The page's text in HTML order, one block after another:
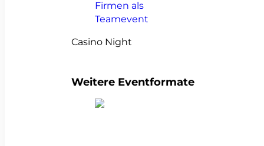
Casino Night
Weitere Eventformate